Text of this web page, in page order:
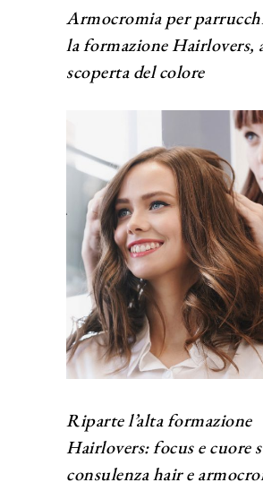
Armocromia per
la formazione Hairlovers,
scoperta del colore
Riparte l’alta formazione
Hairlovers: focus e cuore
consulenza hair e